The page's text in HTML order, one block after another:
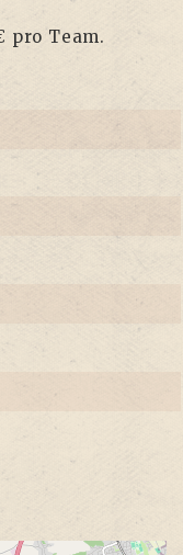
pro Team.